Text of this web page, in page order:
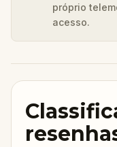
próprio
acesso.